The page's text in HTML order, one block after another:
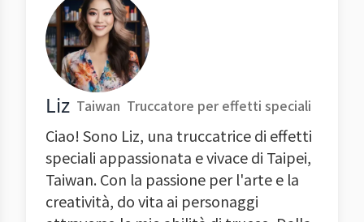
Liz Taiwan Truccatore per effetti speciali
Ciao! Sono Liz, una truccatrice di effetti
speciali appassionata e vivace di Taipei,
Taiwan. Con la passione per l'arte e la
creatività, do vita ai personaggi